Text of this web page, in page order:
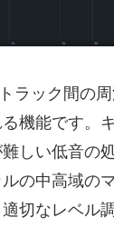
ラック間の
機能です。
しい低音の
の中高域の
切なレベル